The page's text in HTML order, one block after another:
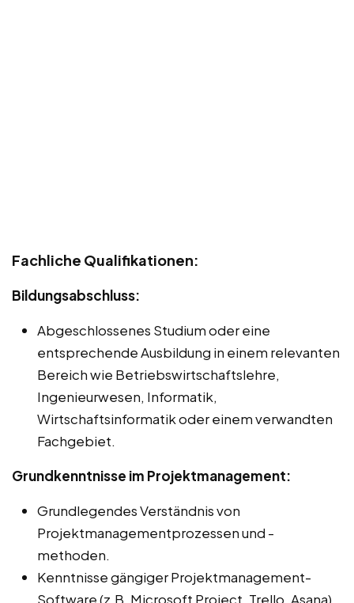
Fachliche Qualifikationen:
Bildungsabschluss:
Abgeschlossenes Studium oder eine
entsprechende Ausbildung in einem relevanten
Bereich wie Betriebswirtschaftslehre,
Ingenieurwesen, Informatik,
Wirtschaftsinformatik oder einem verwandten
Fachgebiet.
Grundkenntnisse im Projektmanagement:
Grundlegendes Verständnis von
Projektmanagementprozessen und -
methoden.
Kenntnisse gängiger Projektmanagement-
Software (z.B. Microsoft Project, Trello, Asana).